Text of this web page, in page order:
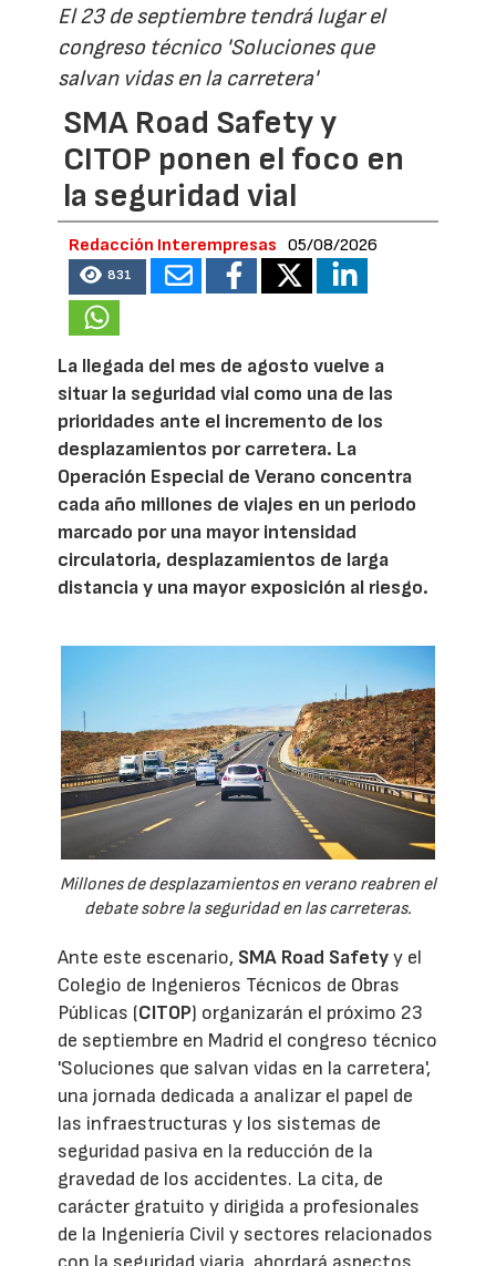
El 23 de septiembre tendrá lugar el
congreso técnico 'Soluciones que
salvan vidas en la carretera'
SMA Road Safety y
CITOP ponen el foco en
la seguridad vial
Redacción Interempresas 05/08/2026
831
La llegada del mes de agosto vuelve a
situar la seguridad vial como una de las
prioridades ante el incremento de los
desplazamientos por carretera. La
Operación Especial de Verano concentra
cada año millones de viajes en un periodo
marcado por una mayor intensidad
circulatoria, desplazamientos de larga
distancia y una mayor exposición al riesgo.
Millones de desplazamientos en verano reabren el
debate sobre la seguridad en las carreteras.
Ante este escenario, SMA Road Safetyy el
Colegio de Ingenieros Técnicos de Obras
Públicas (CITOP) organizarán el próximo 23
de septiembre en Madrid el congreso técnico
'Soluciones que salvan vidas en la carretera',
una jornada dedicada a analizar el papel de
las infraestructuras y los sistemas de
seguridad pasiva en la reducción de la
gravedad de los accidentes. La cita, de
carácter gratuito y dirigida a profesionales
de la Ingeniería Civil y sectores relacionados